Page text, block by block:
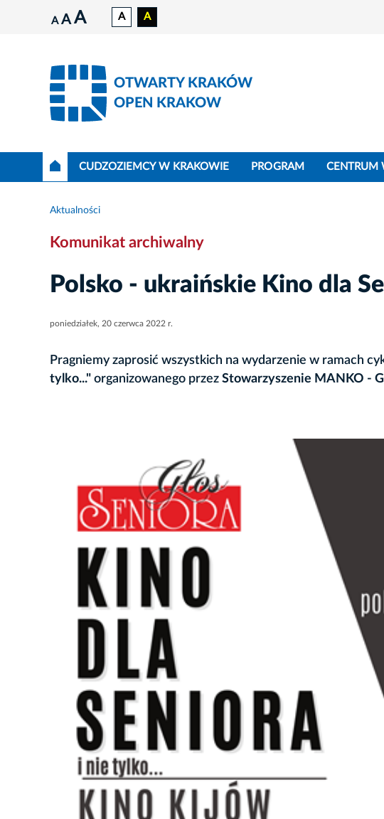
A A A A A
OTWARTY KRAKÓW
OPEN KRAKOW
CUDZOZIEMCY W KRAKOWIE PROGRAM CENTRUM
Aktualności
Komunikat archiwalny
Polsko - ukraińskie Kino dla
poniedziałek, 20 czerwca 2022 r.
Pragniemy zaprosić wszystkich na wydarzenie w ramach
tylko..." organizowanego przez Stowarzyszenie MANKO -